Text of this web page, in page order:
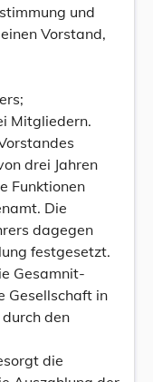
und
Vorstand,
Mitgliedern.
drei Jahren
Funktionen
Die
dagegen
festgesetzt.
Gesamnit-
Gesellschaft in
den
die